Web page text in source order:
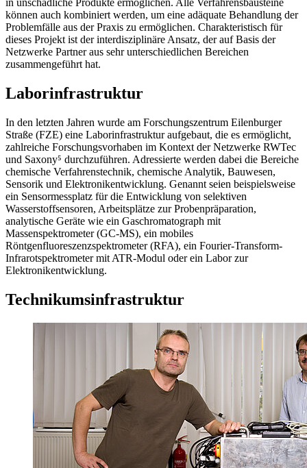
in unschädliche Produkte ermöglichen. Alle Verfahrensbausteine
können auch kombiniert werden, um eine adäquate Behandlung der
Problemfälle aus der Praxis zu ermöglichen. Charakteristisch für
dieses Projekt ist der interdisziplinäre Ansatz, der auf Basis der
Netzwerke Partner aus sehr unterschiedlichen Bereichen
zusammengeführt hat.
Laborinfrastruktur
In den letzten Jahren wurde am Forschungszentrum Eilenburger
Straße (FZE) eine Laborinfrastruktur aufgebaut, die es ermöglicht,
zahlreiche Forschungsvorhaben im Kontext der Netzwerke RWTec
und Saxony⁵ durchzuführen. Adressierte werden dabei die Bereiche
chemische Verfahrenstechnik, chemische Analytik, Bauwesen,
Sensorik und Elektronikentwicklung. Genannt seien beispielsweise
ein Sensormessplatz für die Entwicklung von selektiven
Wasserstoffsensoren, Arbeitsplätze zur Probenpräparation,
analytische Geräte wie ein Gaschromatograph mit
Massenspektrometer (GC-MS), ein mobiles
Röntgenfluoreszenzspektrometer (RFA), ein Fourier-Transform-
Infrarotspektrometer mit ATR-Modul oder ein Labor zur
Elektronikentwicklung.
Technikumsinfrastruktur